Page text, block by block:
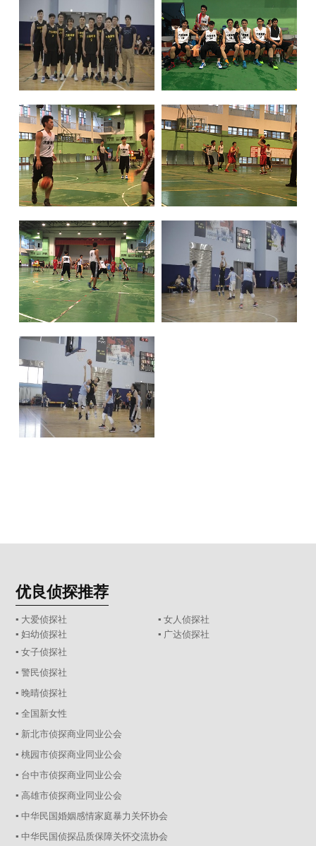
优良侦探推荐
▪ 大爱侦探社
▪ 女人侦探社
▪ 妇幼侦探社
▪ 广达侦探社
▪ 女子侦探社
▪ 警民侦探社
▪ 晚晴侦探社
▪ 全国新女性
▪ 新北市侦探商业同业公会
▪ 桃园市侦探商业同业公会
▪ 台中市侦探商业同业公会
▪ 高雄市侦探商业同业公会
▪ 中华民国婚姻感情家庭暴力关怀协会
▪ 中华民国侦探品质保障关怀交流协会